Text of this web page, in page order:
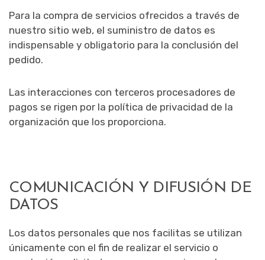
Para la compra de servicios ofrecidos a través de
nuestro sitio web, el suministro de datos es
indispensable y obligatorio para la conclusión del
pedido.
Las interacciones con terceros procesadores de
pagos se rigen por la política de privacidad de la
organización que los proporciona.
COMUNICACIÓN Y DIFUSIÓN DE
DATOS
Los datos personales que nos facilitas se utilizan
únicamente con el fin de realizar el servicio o